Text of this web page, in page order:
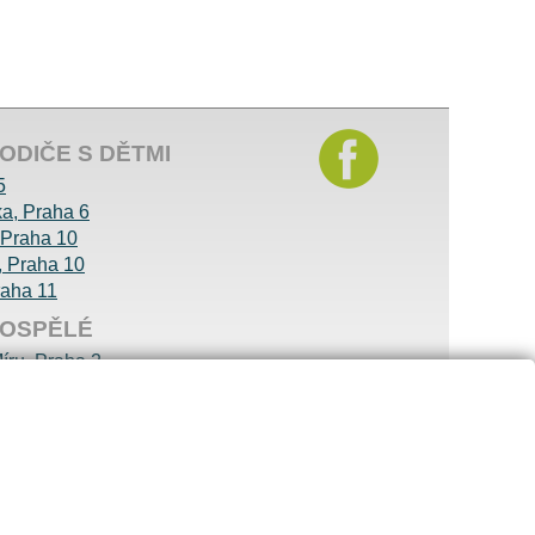
S DĚTMI
Praha 6
10
Praha 10
11
Praha 2